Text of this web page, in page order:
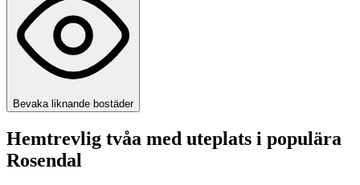
Bevaka liknande bostäder
Hemtrevlig tvåa med uteplats i populära
Rosendal